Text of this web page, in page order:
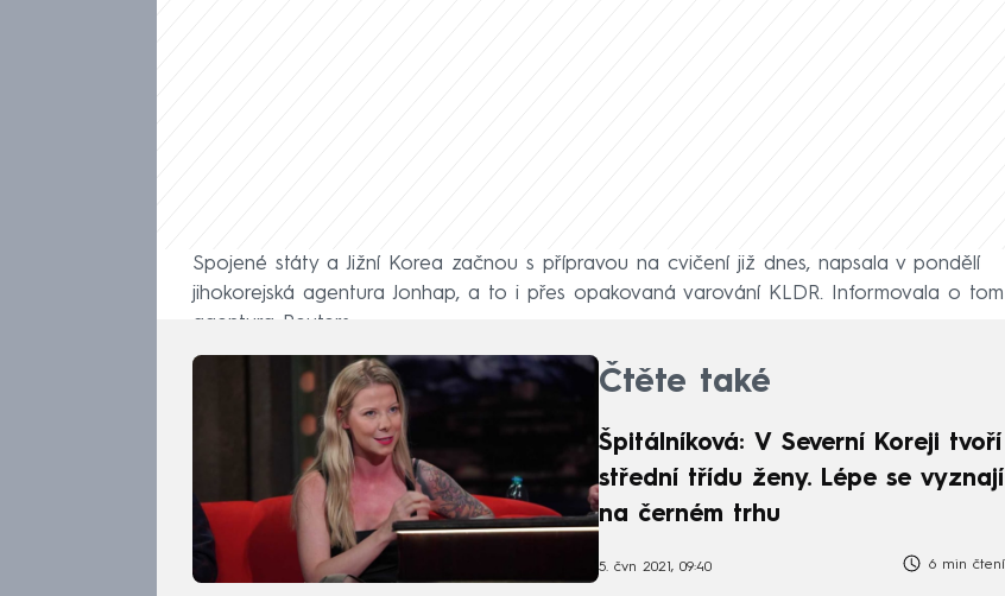
Spojené státy a Jižní Korea začnou s přípravou na cvičení již dnes, napsala v pondělí
jihokorejská agentura Jonhap, a to i přes opakovaná varování KLDR. Informovala o tom
agentura Reuters.
Čtěte také
Špitálníková: V Severní Koreji tvoří
střední třídu ženy. Lépe se vyznají
na černém trhu
5. čvn 2021, 09:40 6 min čtení